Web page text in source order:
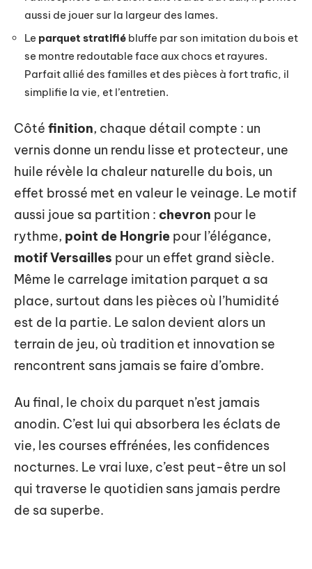
aussi de jouer sur la largeur des lames.
Le parquet stratifié bluffe par son imitation du bois et
se montre redoutable face aux chocs et rayures.
Parfait allié des familles et des pièces à fort trafic, il
simplifie la vie, et l’entretien.
Côté finition, chaque détail compte : un
vernis donne un rendu lisse et protecteur, une
huile révèle la chaleur naturelle du bois, un
effet brossé met en valeur le veinage. Le motif
aussi joue sa partition : chevron pour le
rythme, point de Hongrie pour l’élégance,
motif Versailles pour un effet grand siècle.
Même le carrelage imitation parquet a sa
place, surtout dans les pièces où l’humidité
est de la partie. Le salon devient alors un
terrain de jeu, où tradition et innovation se
rencontrent sans jamais se faire d’ombre.
Au final, le choix du parquet n’est jamais
anodin. C’est lui qui absorbera les éclats de
vie, les courses effrénées, les confidences
nocturnes. Le vrai luxe, c’est peut-être un sol
qui traverse le quotidien sans jamais perdre
de sa superbe.